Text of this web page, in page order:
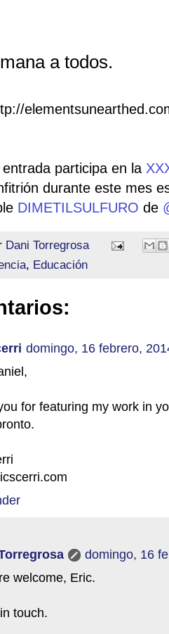
a todos.
participa en la
durante este mes
DIMETILSULFURO de
Dani Torregrosa
, Educación
domingo, 16 febrero,
for featuring my work in
domingo, 16
welcome, Eric.
touch.